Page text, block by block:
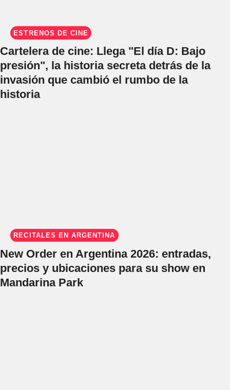
ESTRENOS DE CINE
Cartelera de cine: Llega "El día D: Bajo
presión", la historia secreta detrás de la
invasión que cambió el rumbo de la
historia
RECITALES EN ARGENTINA
New Order en Argentina 2026: entradas,
precios y ubicaciones para su show en
Mandarina Park